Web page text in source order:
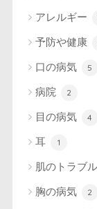
アレルギー
予防や健康
口の病気 5
病院 2
目の病気 4
耳 1
肌のトラブル
胸の病気 2